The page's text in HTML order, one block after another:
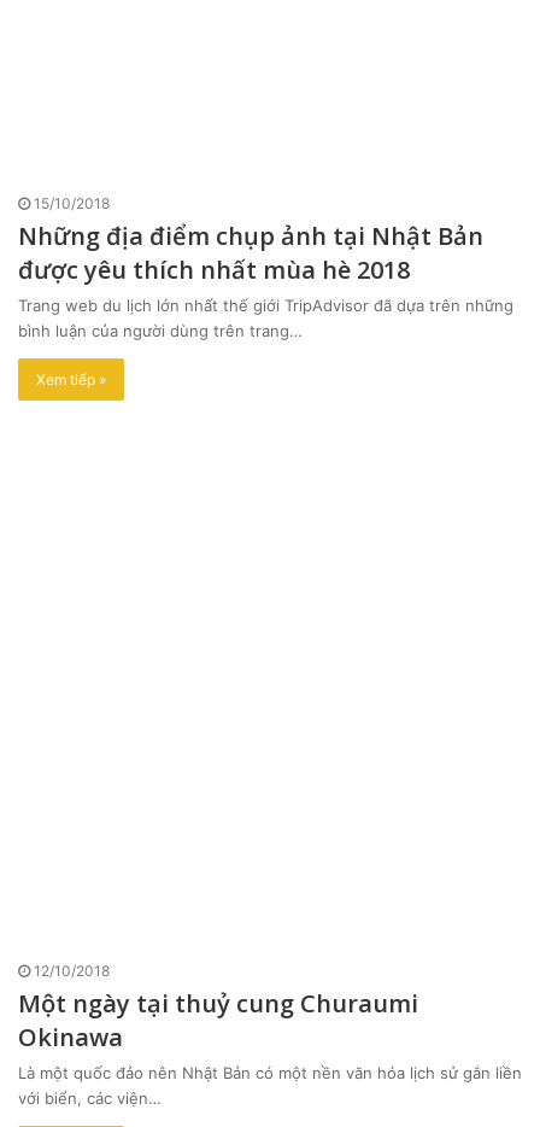
15/10/2018
Những địa điểm chụp ảnh tại Nhật Bản
được yêu thích nhất mùa hè 2018
Trang web du lịch lớn nhất thế giới TripAdvisor đã dựa trên những
bình luận của người dùng trên trang…
Xem tiếp »
12/10/2018
Một ngày tại thuỷ cung Churaumi
Okinawa
Là một quốc đảo nên Nhật Bản có một nền văn hóa lịch sử gắn liền
với biển, các viện…